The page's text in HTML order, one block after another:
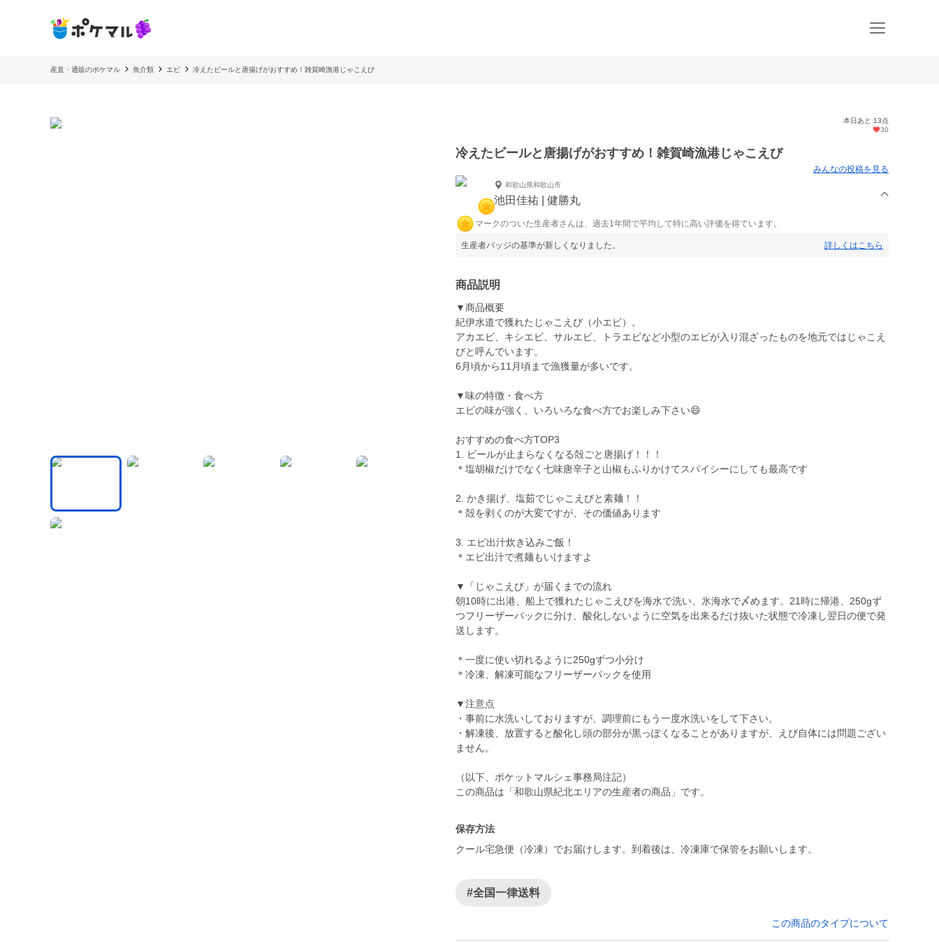
産直・通販のポケマル 魚介類 エビ 冷えたビールと唐揚げがおすすめ！雑賀崎漁港じゃこえび
本日あと 13点
30
冷えたビールと唐揚げがおすすめ！雑賀崎漁港じゃこえび
みんなの投稿を見る
和歌山県和歌山市
池田佳祐 | 健勝丸
マークのついた生産者さんは、過去1年間で平均して特に高い評価を得ています。
生産者バッジの基準が新しくなりました。 詳しくはこちら
商品説明
▼商品概要
紀伊水道で獲れたじゃこえび（小エビ）。
アカエビ、キシエビ、サルエビ、トラエビなど小型のエビが入り混ざったものを地元ではじゃこえ
びと呼んでいます。
6月頃から11月頃まで漁獲量が多いです。
▼味の特徴・食べ方
エビの味が強く、いろいろな食べ方でお楽しみ下さい😄
おすすめの食べ方TOP3
1. ビールが止まらなくなる殻ごと唐揚げ！！！
＊塩胡椒だけでなく七味唐辛子と山椒もふりかけてスパイシーにしても最高です
2. かき揚げ、塩茹でじゃこえびと素麺！！
＊殻を剥くのが大変ですが、その価値あります
3. エビ出汁炊き込みご飯！
＊エビ出汁で煮麺もいけますよ
▼「じゃこえび」が届くまでの流れ
朝10時に出港、船上で獲れたじゃこえびを海水で洗い、氷海水で〆めます。21時に帰港、250gず
つフリーザーパックに分け、酸化しないように空気を出来るだけ抜いた状態で冷凍し翌日の便で発
送します。
＊一度に使い切れるように250gずつ小分け
＊冷凍、解凍可能なフリーザーパックを使用
▼注意点
・事前に水洗いしておりますが、調理前にもう一度水洗いをして下さい。
・解凍後、放置すると酸化し頭の部分が黒っぽくなることがありますが、えび自体には問題ござい
ません。
（以下、ポケットマルシェ事務局注記）
この商品は「和歌山県紀北エリアの生産者の商品」です。
保存方法
クール宅急便（冷凍）でお届けします。到着後は、冷凍庫で保管をお願いします。
#全国一律送料
この商品のタイプについて